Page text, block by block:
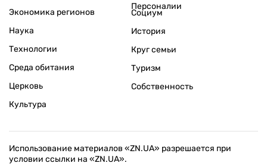
Экономика регионов
Персоналии
Наука
Технологии
Среда обитания
Церковь
Культура
Социум
История
Круг семьи
Туризм
Собственность
Использование материалов «ZN.UA» разрешается при
условии ссылки на «ZN.UA».